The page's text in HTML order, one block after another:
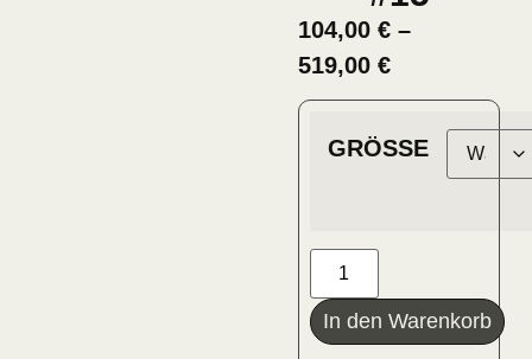
104,00 €–
519,00 €
GRÖSSE
In den Warenkorb